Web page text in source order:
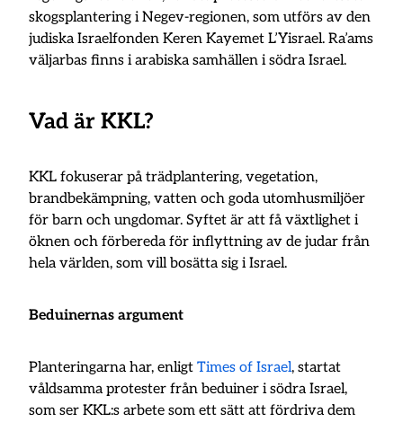
skogsplantering i Negev-regionen, som utförs av den
judiska Israelfonden Keren Kayemet L’Yisrael. Ra’ams
väljarbas finns i arabiska samhällen i södra Israel.
Vad är KKL?
KKL fokuserar på trädplantering, vegetation,
brandbekämpning, vatten och goda utomhusmiljöer
för barn och ungdomar. Syftet är att få växtlighet i
öknen och förbereda för inflyttning av de judar från
hela världen, som vill bosätta sig i Israel.
Beduinernas argument
Planteringarna har, enligtTimes of Israel, startat
våldsamma protester från beduiner i södra Israel,
som ser KKL:s arbete som ett sätt att fördriva dem